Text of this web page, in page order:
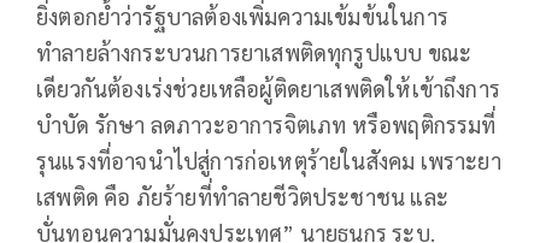
ยิ่งตอกย้ำว่ารัฐบาลต้องเพิ่มความเข้มข้นในการ
ทำลายล้างกระบวนการยาเสพติดทุกรูปแบบ ขณะ
เดียวกันต้องเร่งช่วยเหลือผู้ติดยาเสพติดให้เข้าถึงการ
บำบัด รักษา ลดภาวะอาการจิตเภท หรือพฤติกรรมที่
รุนแรงที่อาจนำไปสู่การก่อเหตุร้ายในสังคม เพราะยา
เสพติด คือ ภัยร้ายที่ทำลายชีวิตประชาชน และ
บั่นทอนความมั่นคงประเทศ” นายธนกร ระบุ.